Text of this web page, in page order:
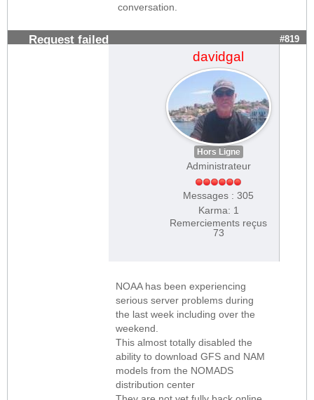
conversation.
Request failed #819
davidgal
Hors Ligne
Administrateur
Messages : 305
Karma: 1
Remerciements reçus
73
NOAA has been experiencing
serious server problems during
the last week including over the
weekend.
This almost totally disabled the
ability to download GFS and NAM
models from the NOMADS
distribution center